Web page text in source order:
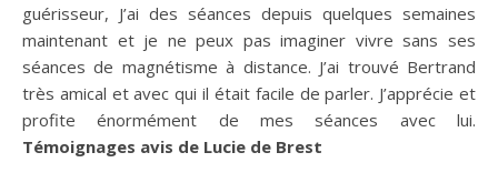
guérisseur, J’ai des séances depuis quelques semaines
maintenant et je ne peux pas imaginer vivre sans ses
séances de magnétisme à distance. J’ai trouvé Bertrand
très amical et avec qui il était facile de parler. J’apprécie et
profite énormément de mes séances avec lui.
Témoignages avis de Lucie de Brest